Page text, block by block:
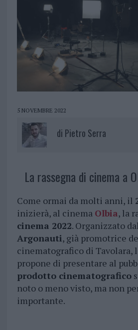
5 NOVEMBRE 2022
di Pietro Serra
La rassegna di cinema a
Come ormai da molti anni, il
inizierà, al cinema Olbia, la
cinema 2022. Organizzato
Argonauti, già promotrice
cinematografico di Tavolara,
propone di presentare al
prodotto cinematografico
noto o meno visto, ma non
importante.